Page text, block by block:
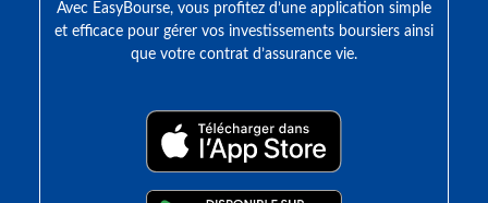
Avec EasyBourse, vous profitez d’une application simple
et efficace pour gérer vos investissements boursiers ainsi
que votre contrat d’assurance vie.